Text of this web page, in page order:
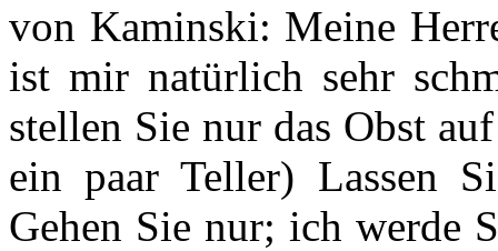
von Kaminski: Meine
ist mir natürlich sehr
stellen Sie nur das Obst
ein paar Teller) Lassen
Gehen Sie nur; ich werde